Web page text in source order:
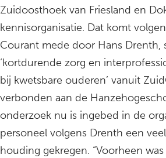
Zuidoosthoek van Friesland en
kennisorganisatie. Dat komt
Courant mede door Hans Drenth,
‘kortdurende zorg en
bij kwetsbare ouderen’ vanuit
verbonden aan de
onderzoek nu is ingebed in de
personeel volgens Drenth een
houding gekregen. “Voorheen